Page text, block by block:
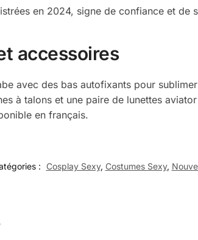
en 2024, signe de confiance et de
accessoires
avec des bas autofixants pour
à talons et une paire de lunettes
en français.
: Cosplay Sexy, Costumes Sexy,